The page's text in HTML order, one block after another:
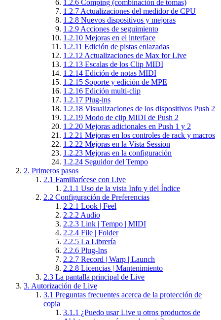
1.2.6 Comping (combinación de tomas)
1.2.7 Actualizaciones del medidor de CPU
1.2.8 Nuevos dispositivos y mejoras
1.2.9 Acciones de seguimiento
1.2.10 Mejoras en el interface
1.2.11 Edición de pistas enlazadas
1.2.12 Actualizaciones de Max for Live
1.2.13 Escalas de los Clip MIDI
1.2.14 Edición de notas MIDI
1.2.15 Soporte y edición de MPE
1.2.16 Edición multi-clip
1.2.17 Plug-ins
1.2.18 Visualizaciones de los dispositivos Push 2
1.2.19 Modo de clip MIDI de Push 2
1.2.20 Mejoras adicionales en Push 1 y 2
1.2.21 Mejoras en los controles de rack y macros
1.2.22 Mejoras en la Vista Session
1.2.23 Mejoras en la configuración
1.2.24 Seguidor del Tempo
2. Primeros pasos
2.1 Familiarícese con Live
2.1.1 Uso de la vista Info y del Índice
2.2 Configuración de Preferencias
2.2.1 Look | Feel
2.2.2 Audio
2.2.3 Link | Tempo | MIDI
2.2.4 File | Folder
2.2.5 La Librería
2.2.6 Plug-Ins
2.2.7 Record | Warp | Launch
2.2.8 Licencias | Mantenimiento
2.3 La pantalla principal de Live
3. Autorización de Live
3.1 Preguntas frecuentes acerca de la protección de
copia
3.1.1 ¿Puedo usar Live u otros productos de